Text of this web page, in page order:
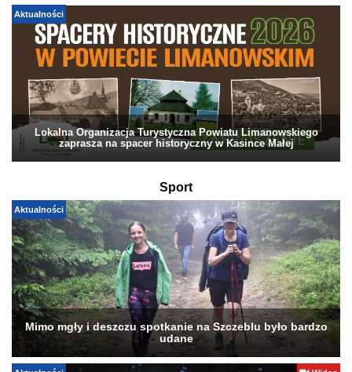
Aktualności
Lokalna Organizacja Turystyczna Powiatu Limanowskiego
zaprasza na spacer historyczny w Kasince Małej
Sport
Aktualności
Mimo mgły i deszczu spotkanie na Szczeblu było bardzo
udane